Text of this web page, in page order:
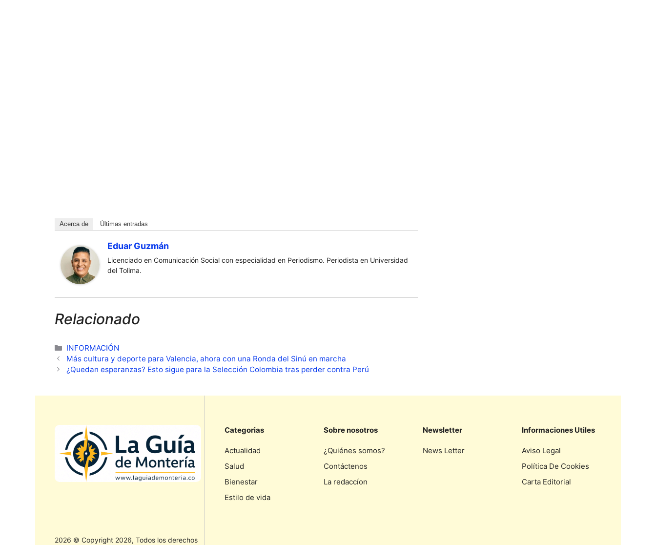
Acerca de Últimas entradas
Eduar Guzmán
Licenciado en Comunicación Social con especialidad en Periodismo. Periodista en Universidad
del Tolima.
Relacionado
Categorías
INFORMACIÓN
Más cultura y deporte para Valencia, ahora con una Ronda del Sinú en marcha
¿Quedan esperanzas? Esto sigue para la Selección Colombia tras perder contra Perú
Categorias
Actualidad
Salud
Bienestar
Estilo de vida
Sobre nosotros
¿Quiénes somos?
Contáctenos
La redaccíon
Newsletter
News Letter
Informaciones Utiles
Aviso Legal
Política De Cookies
Carta Editorial
2026 © Copyright 2026, Todos los derechos